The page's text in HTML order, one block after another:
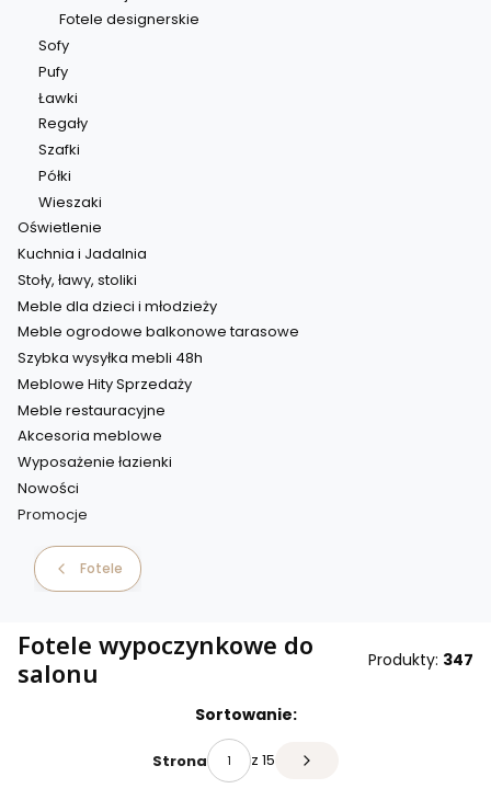
Fotele designerskie
Sofy
Pufy
Ławki
Regały
Szafki
Półki
Wieszaki
Oświetlenie
Kuchnia i Jadalnia
Stoły, ławy, stoliki
Meble dla dzieci i młodzieży
Meble ogrodowe balkonowe tarasowe
Szybka wysyłka mebli 48h
Meblowe Hity Sprzedaży
Meble restauracyjne
Akcesoria meblowe
Wyposażenie łazienki
Nowości
Promocje
Koniec menu
Fotele
Fotele wypoczynkowe do
salonu
Produkty: 347
Sortowanie:
Strona z 15